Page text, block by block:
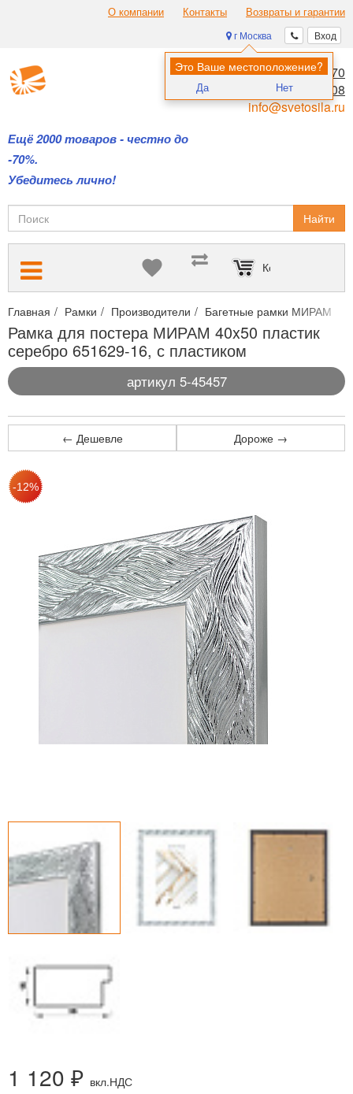
О компании Контакты Возвраты и гарантии
Вход
г Москва
Это Ваше местоположение?
Да Нет
Ещё 2000 товаров - честно до
-70%.
Убедитесь лично!
8 (495) 970-00-70
8 (800) 700-11-08
info@svetosila.ru
Найти
Корзина пуста
Главная Рамки Производители Багетные рамки МИРАМ
Рамка для постера МИРАМ 40x50 пластик
серебро 651629-16, с пластиком
артикул 5-45457
← Дешевле Дороже →
1 120 ₽ вкл.НДС